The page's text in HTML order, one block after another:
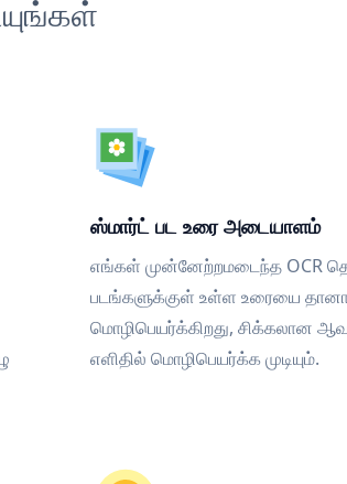
ஸ்மார்ட் பட உரை அடையாளம்
எங்கள் முன்னேற்றமடைந்த OCR
படங்களுக்குள் உள்ள உரையை
மொழிபெயர்க்கிறது, சிக்கலான
எளிதில் மொழிபெயர்க்க முடியும்.